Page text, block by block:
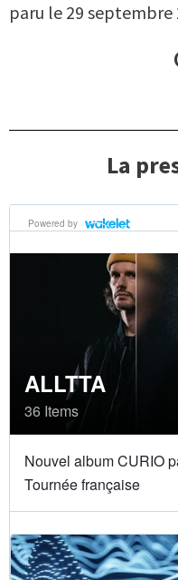
paru le 29 septembre
La